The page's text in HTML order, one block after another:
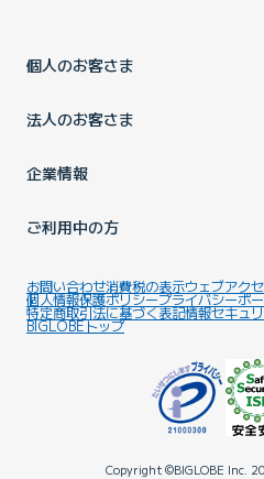
個人のお客さま
法人のお客さま
企業情報
ご利用中の方
お問い合わせ消費税の表示ウェブアク
個人情報保護ポリシープライバシーポ
特定商取引法に基づく表記情報セキュ
BIGLOBEトップ
Copyright ©BIGLOBE Inc.